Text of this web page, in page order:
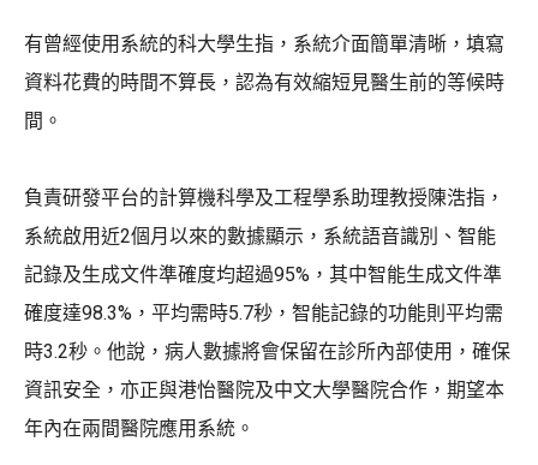
有曾經使用系統的科大學生指，系統介面簡單清晰，填寫
資料花費的時間不算長，認為有效縮短見醫生前的等候時
間。
負責研發平台的計算機科學及工程學系助理教授陳浩指，
系統啟用近2個月以來的數據顯示，系統語音識別、智能
記錄及生成文件準確度均超過95%，其中智能生成文件準
確度達98.3%，平均需時5.7秒，智能記錄的功能則平均需
時3.2秒。他說，病人數據將會保留在診所內部使用，確保
資訊安全，亦正與港怡醫院及中文大學醫院合作，期望本
年內在兩間醫院應用系統。